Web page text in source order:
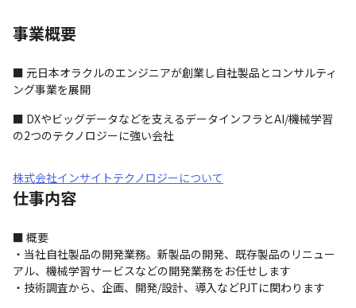
事業概要
■ 元日本オラクルのエンジニアが創業し自社製品とコンサルティ
ング事業を展開
■ DXやビッグデータなどを支えるデータインフラとAI/機械学習
の2つのテクノロジーに強い会社
株式会社インサイトテクノロジーについて
仕事内容
■ 概要
・当社自社製品の開発業務。新製品の開発、既存製品のリニュー
アル、機械学習サービスなどの開発業務をお任せします
・技術調査から、企画、開発/設計、導入などPJTに関わります